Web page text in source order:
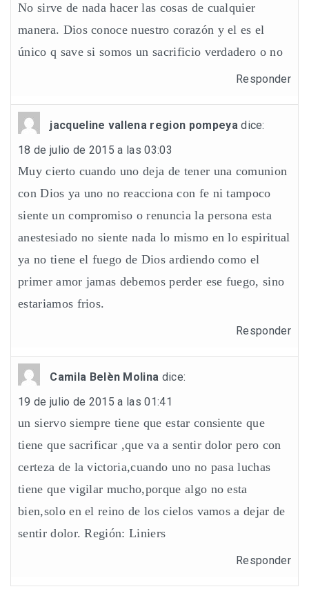
No sirve de nada hacer las cosas de cualquier
manera. Dios conoce nuestro corazón y el es el
único q save si somos un sacrificio verdadero o no
Responder
jacqueline vallena region pompeya dice:
18 de julio de 2015 a las 03:03
Muy cierto cuando uno deja de tener una comunion
con Dios ya uno no reacciona con fe ni tampoco
siente un compromiso o renuncia la persona esta
anestesiado no siente nada lo mismo en lo espiritual
ya no tiene el fuego de Dios ardiendo como el
primer amor jamas debemos perder ese fuego, sino
estariamos frios.
Responder
Camila Belèn Molina dice:
19 de julio de 2015 a las 01:41
un siervo siempre tiene que estar consiente que
tiene que sacrificar ,que va a sentir dolor pero con
certeza de la victoria,cuando uno no pasa luchas
tiene que vigilar mucho,porque algo no esta
bien,solo en el reino de los cielos vamos a dejar de
sentir dolor. Región: Liniers
Responder